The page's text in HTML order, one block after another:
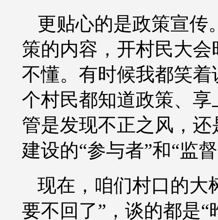
更贴心的是政策宣传
策的内容，开村民大
不懂。有时候我都笑着
个村民都知道政策、
管是发现不正之风，
建设的“参与者”和“监
现在，咱们村口的大
要不回了”，谈的都是